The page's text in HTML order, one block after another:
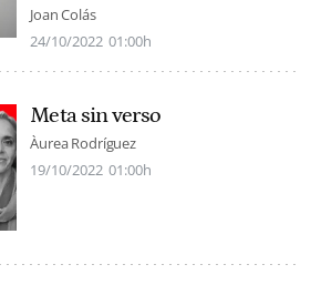
Joan Colás
24/10/2022 01:00h
Meta sin verso
Àurea Rodríguez
19/10/2022 01:00h